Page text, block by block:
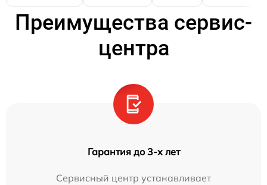
Преимущества сервис-
центра
Гарантия до 3-х лет
Сервисный центр устанавливает